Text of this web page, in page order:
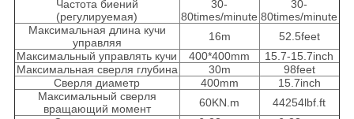
Частота биений
(регулируемая)
30-
80times/minute
30-
80times/minute
Максимальная длина кучи
управляя
16m
52.5feet
Максимальный управлять кучи
400*400mm
15.7-15.7inch
Максимальная сверля глубина
30m
98feet
Сверля диаметр
400mm
15.7inch
Максимальный сверля
вращающий момент
60KN.m
44254lbf.ft